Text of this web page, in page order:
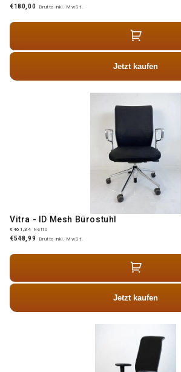
€180,00 Brutto inkl. MwSt.
Jetzt kaufen
Vitra - ID Mesh Bürostuhl
€461,34 Netto
€548,99 Brutto inkl. MwSt.
Jetzt kaufen